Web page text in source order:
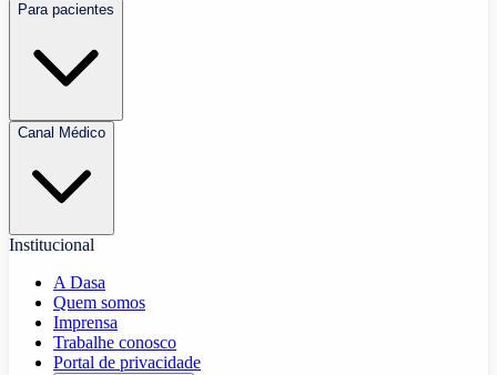
Para pacientes
Canal Médico
Institucional
A Dasa
Quem somos
Imprensa
Trabalhe conosco
Portal de privacidade